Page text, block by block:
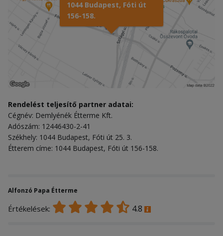
1044 Budapest, Fóti út
156-158.
Rendelést teljesítő partner adatai:
Cégnév: Demlyénék Étterme Kft.
Adószám: 12446430-2-41
Székhely: 1044 Budapest, Fóti út 25. 3.
Étterem címe: 1044 Budapest, Fóti út 156-158.
Alfonzó Papa Étterme
Értékelések: 4.8